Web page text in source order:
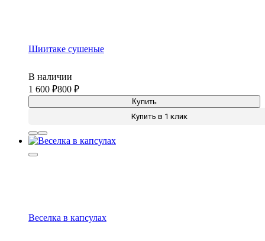
Шиитаке сушеные
В наличии
1 600
800
Купить
Купить в 1 клик
Веселка в капсулах